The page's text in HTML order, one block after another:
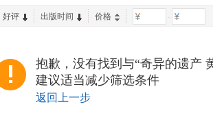
好评 出版时间 价格 -
抱歉，没有找到与“奇异的遗产
建议适当减少筛选条件
返回上一步